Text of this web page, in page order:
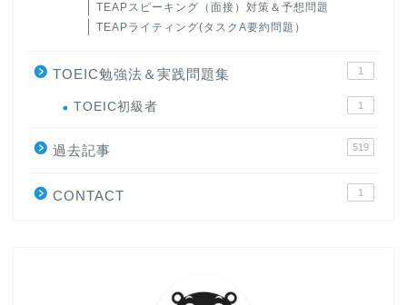
TEAPスピーキング（面接）対策＆予想問題
TEAPライティング(タスクA要約問題）
TOEIC勉強法＆実践問題集 1
TOEIC初級者 1
過去記事 519
CONTACT 1
大学入試英語対策講座